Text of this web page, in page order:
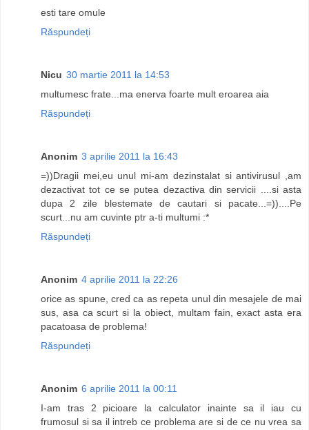
esti tare omule
Răspundeți
Nicu 30 martie 2011 la 14:53
multumesc frate...ma enerva foarte mult eroarea aia
Răspundeți
Anonim 3 aprilie 2011 la 16:43
=))Dragii mei,eu unul mi-am dezinstalat si antivirusul ,am
dezactivat tot ce se putea dezactiva din servicii ....si asta
dupa 2 zile blestemate de cautari si pacate...=))....Pe
scurt...nu am cuvinte ptr a-ti multumi :*
Răspundeți
Anonim 4 aprilie 2011 la 22:26
orice as spune, cred ca as repeta unul din mesajele de mai
sus, asa ca scurt si la obiect, multam fain, exact asta era
pacatoasa de problema!
Răspundeți
Anonim 6 aprilie 2011 la 00:11
I-am tras 2 picioare la calculator inainte sa il iau cu
frumosul si sa il intreb ce problema are si de ce nu vrea sa